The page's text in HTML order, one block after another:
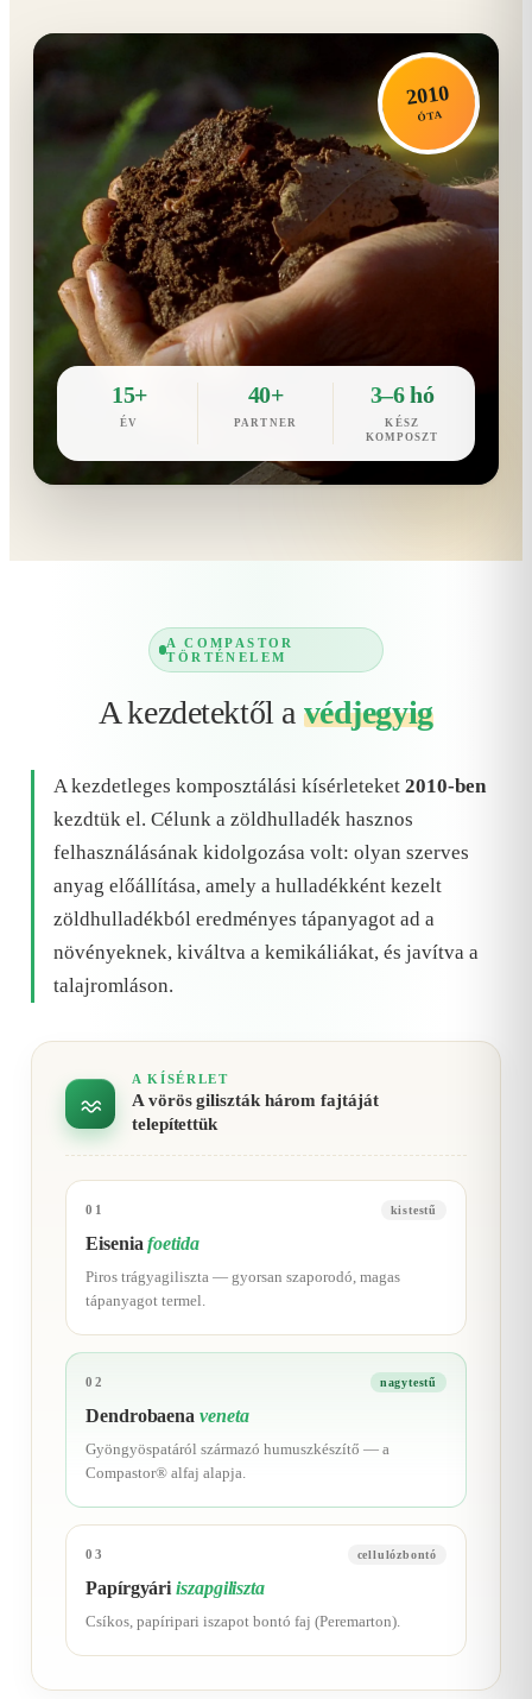
2010
ÓTA
15+
ÉV
40+
PARTNER
3–6 hó
KÉSZ
KOMPOSZT
A COMPASTOR
TÖRTÉNELEM
A kezdetektől a védjegyig
A kezdetleges komposztálási kísérleteket 2010-ben
kezdtük el. Célunk a zöldhulladék hasznos
felhasználásának kidolgozása volt: olyan szerves
anyag előállítása, amely a hulladékként kezelt
zöldhulladékból eredményes tápanyagot ad a
növényeknek, kiváltva a kemikáliákat, és javítva a
talajromláson.
A KÍSÉRLET
A vörös giliszták három fajtáját
telepítettük
01 kistestű
Eiseniafoetida
Piros trágyagiliszta — gyorsan szaporodó, magas
tápanyagot termel.
02 nagytestű
Dendrobaenaveneta
Gyöngyöspatáról származó humuszkészítő — a
Compastor® alfaj alapja.
03 cellulózbontó
Papírgyáriiszapgiliszta
Csíkos, papíripari iszapot bontó faj (Peremarton).